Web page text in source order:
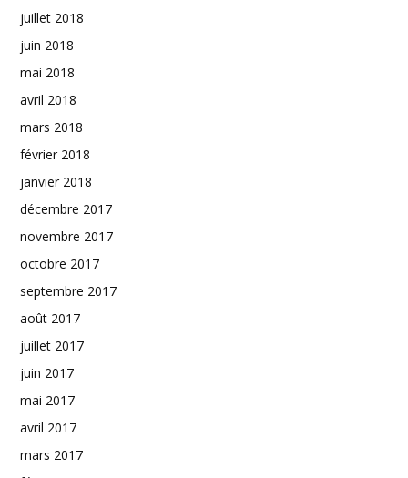
juillet 2018
juin 2018
mai 2018
avril 2018
mars 2018
février 2018
janvier 2018
décembre 2017
novembre 2017
octobre 2017
septembre 2017
août 2017
juillet 2017
juin 2017
mai 2017
avril 2017
mars 2017